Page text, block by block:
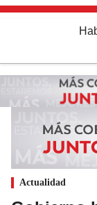
Actualidad